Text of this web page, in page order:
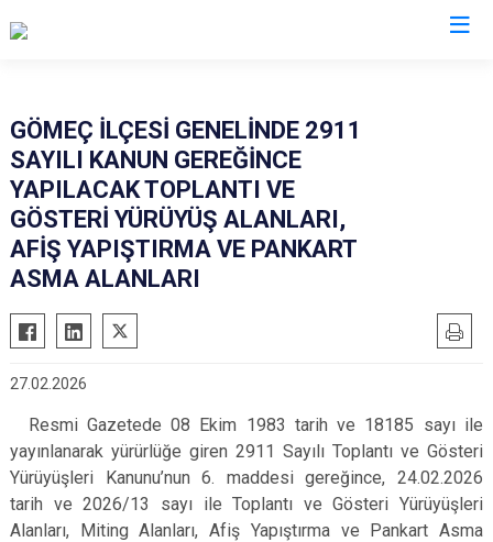
Ayvalık
Balya
Bandırma
Bigadiç
Burhaniye
Dursunbey
Edremit
Gömeç
Gönen
Havran
İvrindi
Kepsut
Karesi
Altıeylül
GÖMEÇ İLÇESİ GENELİNDE 2911
SAYILI KANUN GEREĞİNCE
YAPILACAK TOPLANTI VE
GÖSTERİ YÜRÜYÜŞ ALANLARI,
AFİŞ YAPIŞTIRMA VE PANKART
ASMA ALANLARI
27.02.2026
Resmi Gazetede 08 Ekim 1983 tarih ve 18185 sayı ile
yayınlanarak yürürlüğe giren 2911 Sayılı Toplantı ve Gösteri
Yürüyüşleri Kanunu’nun 6. maddesi gereğince, 24.02.2026
tarih ve 2026/13 sayı ile Toplantı ve Gösteri Yürüyüşleri
Alanları, Miting Alanları, Afiş Yapıştırma ve Pankart Asma